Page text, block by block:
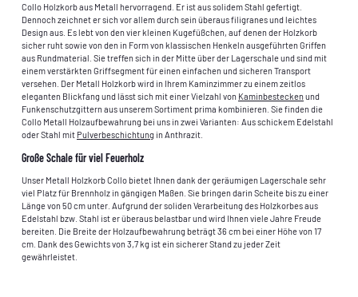
Collo Holzkorb aus Metall hervorragend. Er ist aus solidem Stahl gefertigt.
Dennoch zeichnet er sich vor allem durch sein überaus filigranes und leichtes
Design aus. Es lebt von den vier kleinen Kugefüßchen, auf denen der Holzkorb
sicher ruht sowie von den in Form von klassischen Henkeln ausgeführten Griffen
aus Rundmaterial. Sie treffen sich in der Mitte über der Lagerschale und sind mit
einem verstärkten Griffsegment für einen einfachen und sicheren Transport
versehen. Der Metall Holzkorb wird in Ihrem Kaminzimmer zu einem zeitlos
eleganten Blickfang und lässt sich mit einer Vielzahl von Kaminbesteckenund
Funkenschutzgittern aus unserem Sortiment prima kombinieren. Sie finden die
Collo Metall Holzaufbewahrung bei uns in zwei Varianten: Aus schickem Edelstahl
oder Stahl mit Pulverbeschichtung in Anthrazit.
Große Schale für viel Feuerholz
Unser Metall Holzkorb Collo bietet Ihnen dank der geräumigen Lagerschale sehr
viel Platz für Brennholz in gängigen Maßen. Sie bringen darin Scheite bis zu einer
Länge von 50 cm unter. Aufgrund der soliden Verarbeitung des Holzkorbes aus
Edelstahl bzw. Stahl ist er überaus belastbar und wird Ihnen viele Jahre Freude
bereiten. Die Breite der Holzaufbewahrung beträgt 36 cm bei einer Höhe von 17
cm. Dank des Gewichts von 3,7 kg ist ein sicherer Stand zu jeder Zeit
gewährleistet.